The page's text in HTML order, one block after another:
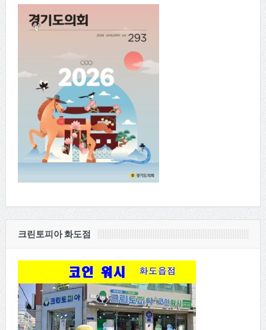
크린토피아 화도점